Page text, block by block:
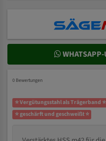
0 Bewertungen
⭐ Vergütungsstahl als Trägerband ⭐
⭐ geschärft und geschweißt ⭐